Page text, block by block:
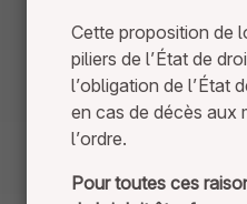
Cette proposition de
piliers de l’État de
l’obligation de l’État
en cas de décès aux
l’ordre.
Pour toutes ces